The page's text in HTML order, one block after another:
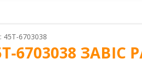
45Т-6703038
6703038 ЗАВІС